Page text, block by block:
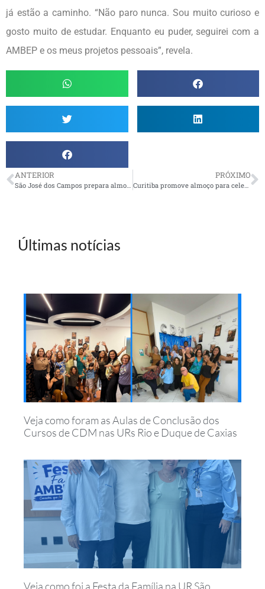
já estão a caminho. “Não paro nunca. Sou muito curioso e
gosto muito de estudar. Enquanto eu puder, seguirei com a
AMBEP e os meus projetos pessoais”, revela.
ANTERIOR
São José dos Campos prepara almoço para o Dia dos Pais
PRÓXIMO
Curitiba promove almoço para celebrar o Dia dos Pais
Últimas notícias
Veja como foram as Aulas de Conclusão dos
Cursos de CDM nas URs Rio e Duque de Caxias
Veja como foi a Festa da Família na UR São